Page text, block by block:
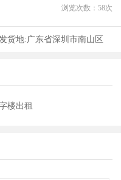
浏览次数： 58次
货地:广东省深圳市南山区
楼出租